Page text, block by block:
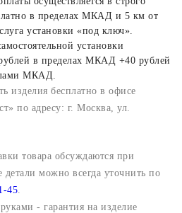
в пределах МКАД и 5 км от
установки «под ключ».
установки
в пределах МКАД +40 рублей
МКАД.
изделия бесплатно в офисе
по адресу: г. Москва, ул.
товара обсуждаются при
детали можно всегда уточнить по
45
- гарантия на изделие